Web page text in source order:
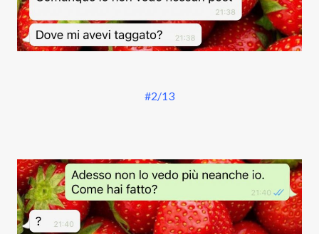
#2/13